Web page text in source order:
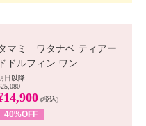
マミ ワタナベ ティアー
ドドルフィン ワン...
日以降
(税込)
40%OFF